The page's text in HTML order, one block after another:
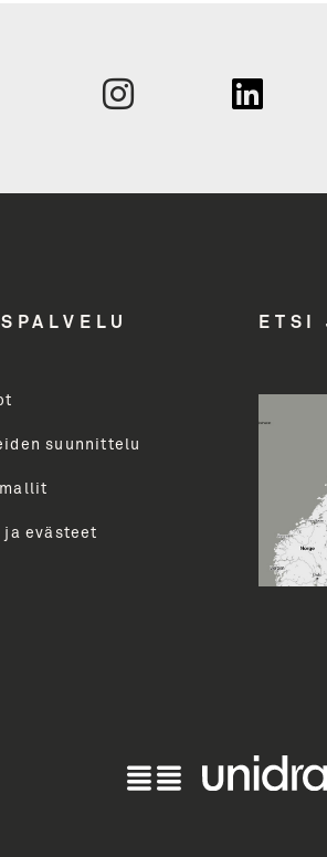
ja paljon muuta.
suunnittelu
ja evästeet
ETSI